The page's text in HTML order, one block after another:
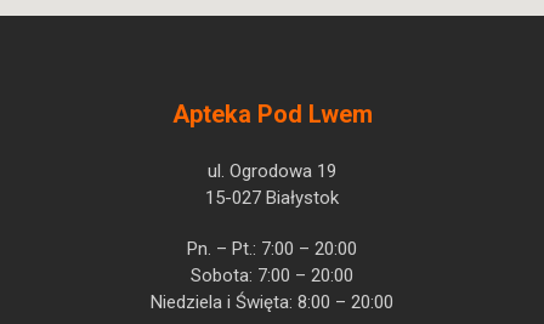
Apteka Pod Lwem
ul. Ogrodowa 19
15-027 Białystok
Pn. – Pt.: 7:00 – 20:00
Sobota: 7:00 – 20:00
Niedziela i Święta: 8:00 – 20:00